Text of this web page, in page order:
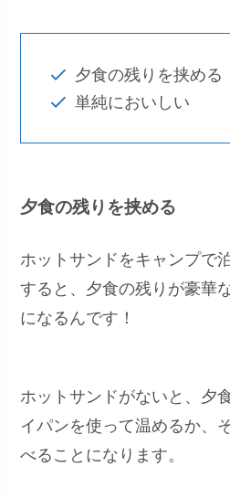
夕食の残りを挟める
単純においしい
夕食の残りを挟める
ホットサンドをキャンプで
すると、夕食の残りが豪華
になるんです！
ホットサンドがないと、夕
イパンを使って温めるか、
べることになります。